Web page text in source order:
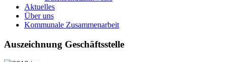
Aktuelles
Über uns
Kommunale Zusammenarbeit
Auszeichnung Geschäftsstelle